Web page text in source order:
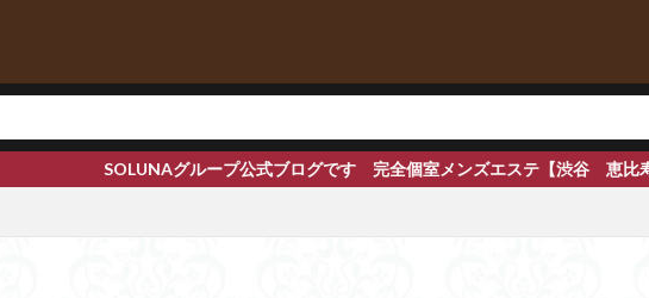
ログです 完全個室メンズエステ【渋谷 恵比寿 赤坂 新橋 品川 横浜】 出張メ